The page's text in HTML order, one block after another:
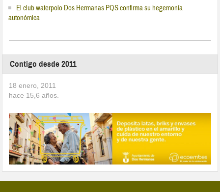
El club waterpolo Dos Hermanas PQS confirma su hegemonía
autonómica
Contigo desde 2011
18 enero, 2011
hace 15,6 años.